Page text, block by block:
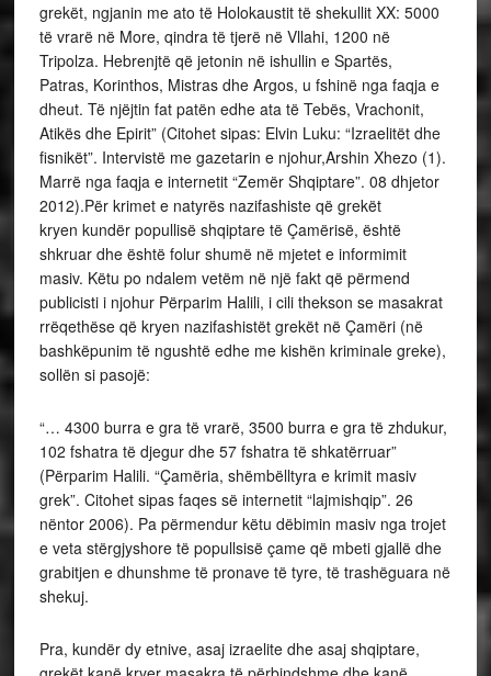
grekët, ngjanin me ato të Holokaustit të shekullit XX: 5000
të vrarë në More, qindra të tjerë në Vllahi, 1200 në
Tripolza. Hebrenjtë që jetonin në ishullin e Spartës,
Patras, Korinthos, Mistras dhe Argos, u fshinë nga faqja e
dheut. Të njëjtin fat patën edhe ata të Tebës, Vrachonit,
Atikës dhe Epirit” (Citohet sipas: Elvin Luku: “Izraelitët dhe
fisnikët”. Intervistë me gazetarin e njohur,Arshin Xhezo (1).
Marrë nga faqja e internetit “Zemër Shqiptare”. 08 dhjetor
2012).Për krimet e natyrës nazifashiste që grekët
kryen kundër popullisë shqiptare të Çamërisë, është
shkruar dhe është folur shumë në mjetet e informimit
masiv. Këtu po ndalem vetëm në një fakt që përmend
publicisti i njohur Përparim Halili, i cili thekson se masakrat
rrëqethëse që kryen nazifashistët grekët në Çamëri (në
bashkëpunim të ngushtë edhe me kishën kriminale greke),
sollën si pasojë:
“… 4300 burra e gra të vrarë, 3500 burra e gra të zhdukur,
102 fshatra të djegur dhe 57 fshatra të shkatërruar”
(Përparim Halili. “Çamëria, shëmbëlltyra e krimit masiv
grek”. Citohet sipas faqes së internetit “lajmishqip”. 26
nëntor 2006). Pa përmendur këtu dëbimin masiv nga trojet
e veta stërgjyshore të popullsisë çame që mbeti gjallë dhe
grabitjen e dhunshme të pronave të tyre, të trashëguara në
shekuj.
Pra, kundër dy etnive, asaj izraelite dhe asaj shqiptare,